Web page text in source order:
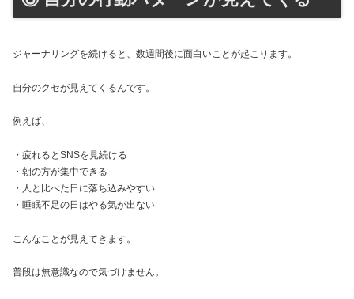
ジャーナリングを続けると、数週間後に面白いことが起こります。
自分のクセが見えてくるんです。
例えば、
・疲れるとSNSを見続ける
・朝の方が集中できる
・人と比べた日に落ち込みやすい
・睡眠不足の日はやる気が出ない
こんなことが見えてきます。
普段は無意識なので気づけません。